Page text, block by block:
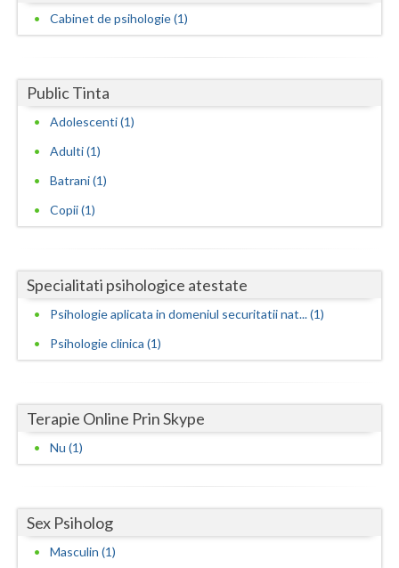
Ilfov
Maramures
Mehedinti
Mures
Neamt
Prahova
Satu-Mare
Sibiu
Suceava
Timis
Tulcea
Cabinet de psihologie (1)
Public Tinta
Adolescenti (1)
Adulti (1)
Batrani (1)
Copii (1)
Specialitati psihologice atestate
Psihologie aplicata in domeniul securitatii nat... (1)
Psihologie clinica (1)
Terapie Online Prin Skype
Nu (1)
Sex Psiholog
Masculin (1)